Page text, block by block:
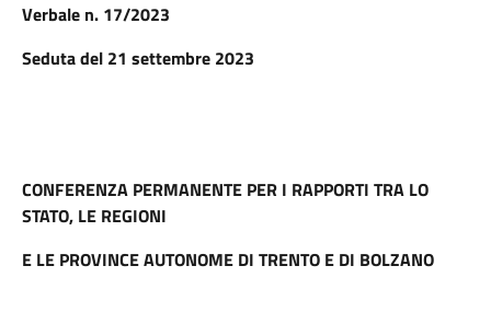
Verbale n. 17/2023
Seduta del 21 settembre 2023
CONFERENZA PERMANENTE PER I RAPPORTI TRA LO
STATO, LE REGIONI
E LE PROVINCE AUTONOME DI TRENTO E DI BOLZANO